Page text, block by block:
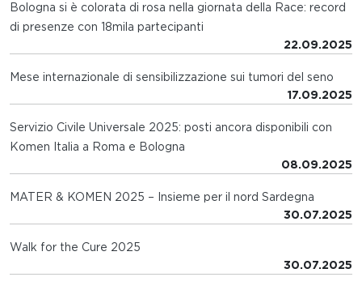
Bologna si è colorata di rosa nella giornata della Race: record
di presenze con 18mila partecipanti
22.09.2025
Mese internazionale di sensibilizzazione sui tumori del seno
17.09.2025
Servizio Civile Universale 2025: posti ancora disponibili con
Komen Italia a Roma e Bologna
08.09.2025
MATER & KOMEN 2025 – Insieme per il nord Sardegna
30.07.2025
Walk for the Cure 2025
30.07.2025